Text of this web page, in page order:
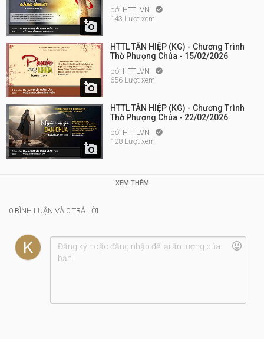

bởi HTTLVN 
143 Lượt xem

HTTL TÂN HIỆP (KG) - Chương Trình
Thờ Phượng Chúa - 15/02/2026
bởi HTTLVN 
656 Lượt xem

HTTL TÂN HIỆP (KG) - Chương Trình
Thờ Phượng Chúa - 22/02/2026
bởi HTTLVN 
128 Lượt xem
XEM THÊM
0 BÌNH LUẬN VÀ 0 TRẢ LỜI